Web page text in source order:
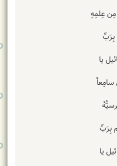
عِلمِهِ
بِرَبِّ
یا
سامِعاً
بِرَبِّ
یا